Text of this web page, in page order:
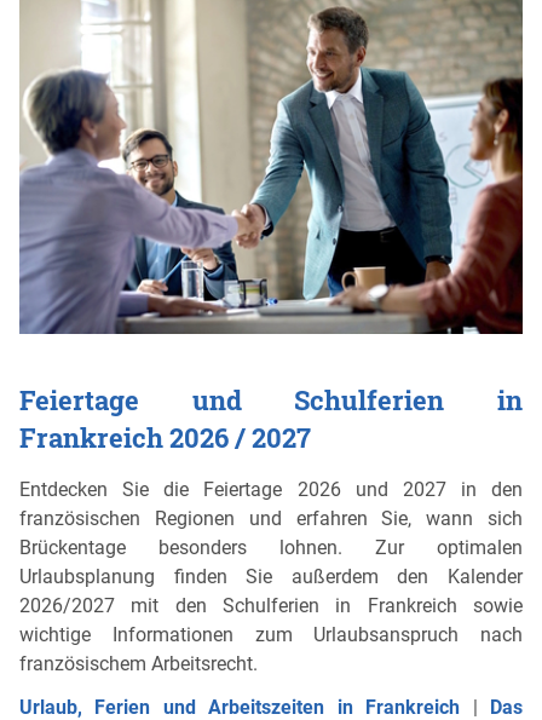
Feiertage und Schulferien in
Frankreich 2026 / 2027
Entdecken Sie die Feiertage 2026 und 2027 in den
französischen Regionen und erfahren Sie, wann sich
Brückentage besonders lohnen. Zur optimalen
Urlaubsplanung finden Sie außerdem den Kalender
2026/2027 mit den Schulferien in Frankreich sowie
wichtige Informationen zum Urlaubsanspruch nach
französischem Arbeitsrecht.
Urlaub, Ferien und Arbeitszeiten in Frankreich | Das